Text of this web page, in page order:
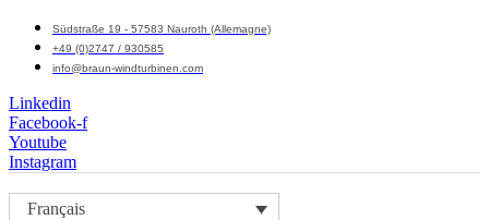
Südstraße 19 - 57583 Nauroth (Allemagne)
+49 (0)2747 / 930585
info@braun-windturbinen.com
Linkedin
Facebook-f
Youtube
Instagram
Français